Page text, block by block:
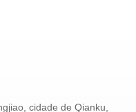
cidade de Qianku,